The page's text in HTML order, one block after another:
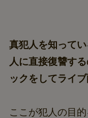
真犯人を知って
人に直接復讐す
ックをしてライ
ここが犯人の目